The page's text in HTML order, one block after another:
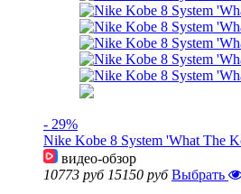
- 29%
Nike Kobe 8 System 'What The
видео-обзор
10773 руб 15150 руб Выбрать